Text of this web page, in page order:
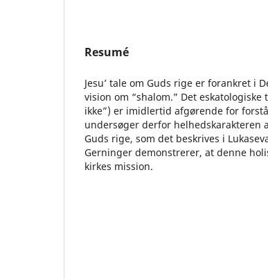
Resumé
Jesu’ tale om Guds rige er forankret i
vision om “shalom.” Det
ikke”) er imidlertid afgørende for
undersøger derfor helhedskarakteren
Guds rige, som det beskrives i
Gerninger demonstrerer, at denne
kirkes mission.